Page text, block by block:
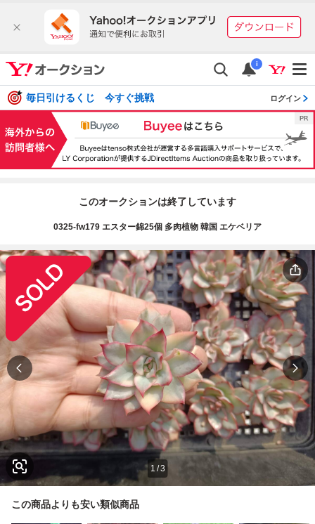
i
毎日引けるくじ 今すぐ挑戦 ログイン
このオークションは終了しています
0325-fw179 エスター錦25個 多肉植物 韓国 エケベリア
1 /3
この商品よりも安い類似商品